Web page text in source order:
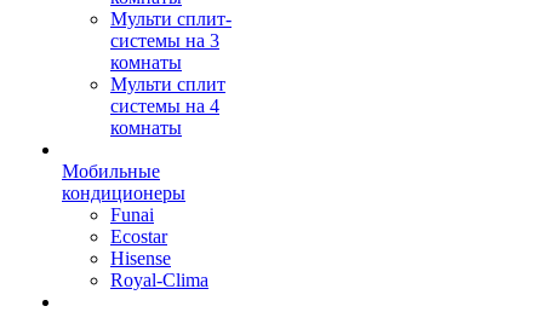
Мульти сплит-
системы на 3
комнаты
Мульти сплит
системы на 4
комнаты
Мобильные
кондиционеры
Funai
Ecostar
Hisense
Royal-Clima